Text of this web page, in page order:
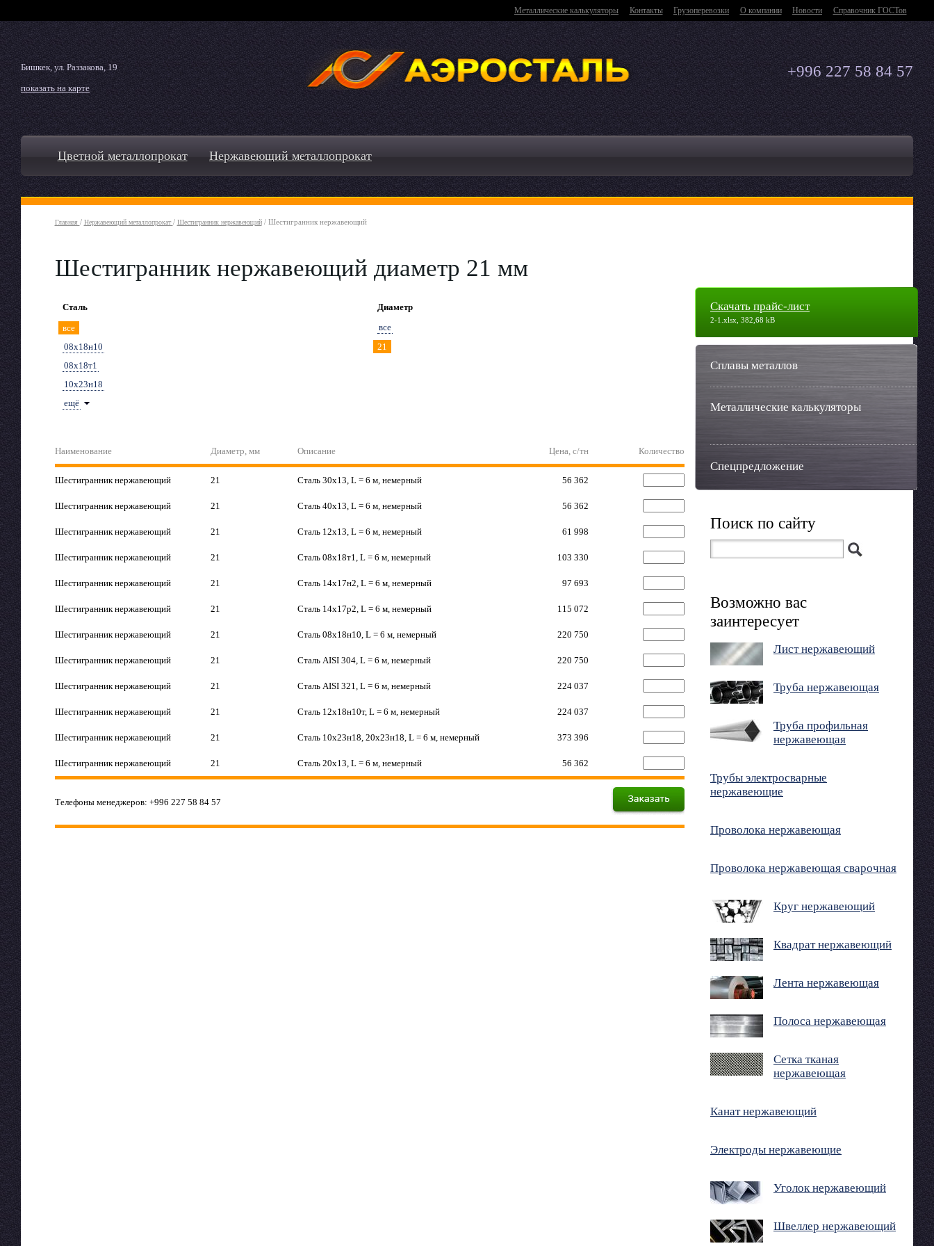
Металлические калькуляторы Контакты Грузоперевозки О компании Новости Справочник ГОСТов
Бишкек, ул. Раззакова, 19
показать на карте
+996 227 58 84 57
Цветной металлопрокат Нержавеющий металлопрокат
Главная / Нержавеющий металлопрокат/ Шестигранник нержавеющий/ Шестигранник нержавеющий
Шестигранник нержавеющий диаметр 21 мм
Сталь
все
08х18н10
08х18т1
10х23н18
ещё
Диаметр
все
21
Наименование Диаметр, мм Описание Цена, с/тн Количество
Шестигранник нержавеющий 21 Сталь 30х13, L = 6 м, немерный 56 362
Шестигранник нержавеющий 21 Сталь 40х13, L = 6 м, немерный 56 362
Шестигранник нержавеющий 21 Сталь 12х13, L = 6 м, немерный 61 998
Шестигранник нержавеющий 21 Сталь 08х18т1, L = 6 м, немерный 103 330
Шестигранник нержавеющий 21 Сталь 14х17н2, L = 6 м, немерный 97 693
Шестигранник нержавеющий 21 Сталь 14х17р2, L = 6 м, немерный 115 072
Шестигранник нержавеющий 21 Сталь 08х18н10, L = 6 м, немерный 220 750
Шестигранник нержавеющий 21 Сталь AISI 304, L = 6 м, немерный 220 750
Шестигранник нержавеющий 21 Сталь AISI 321, L = 6 м, немерный 224 037
Шестигранник нержавеющий 21 Сталь 12х18н10т, L = 6 м, немерный 224 037
Шестигранник нержавеющий 21 Сталь 10х23н18, 20х23н18, L = 6 м, немерный 373 396
Шестигранник нержавеющий 21 Сталь 20х13, L = 6 м, немерный 56 362
Телефоны менеджеров: +996 227 58 84 57
Скачать прайс-лист
2-1.xlsx, 382,68 kB
Сплавы металлов
Металлические калькуляторы
Спецпредложение
Поиск по сайту
Возможно вас
заинтересует
Лист нержавеющий
Труба нержавеющая
Труба профильная
нержавеющая
Трубы электросварные
нержавеющие
Проволока нержавеющая
Проволока нержавеющая сварочная
Круг нержавеющий
Квадрат нержавеющий
Лента нержавеющая
Полоса нержавеющая
Сетка тканая
нержавеющая
Канат нержавеющий
Электроды нержавеющие
Уголок нержавеющий
Швеллер нержавеющий